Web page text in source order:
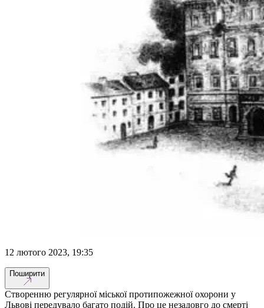
12 лютого 2023, 19:35
Поширити
Створенню регулярної міської протипожежної охорони у
Львові передувало багато подій. Про це незадовго до смерті